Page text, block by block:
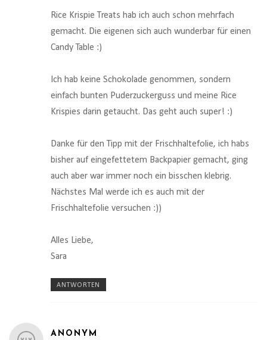
Rice Krispie Treats hab ich auch schon mehrfach
gemacht. Die eigenen sich auch wunderbar für einen
Candy Table :)
Ich hab keine Schokolade genommen, sondern
einfach bunten Puderzuckerguss und meine Rice
Krispies darin getaucht. Das geht auch super! :)
Danke für den Tipp mit der Frischhaltefolie, ich habs
bisher auf eingefettetem Backpapier gemacht, ging
auch aber war immer noch ein bisschen klebrig.
Nächstes Mal werde ich es auch mit der
Frischhaltefolie versuchen :))
Alles Liebe,
Sara
ANTWORTEN
ANONYM